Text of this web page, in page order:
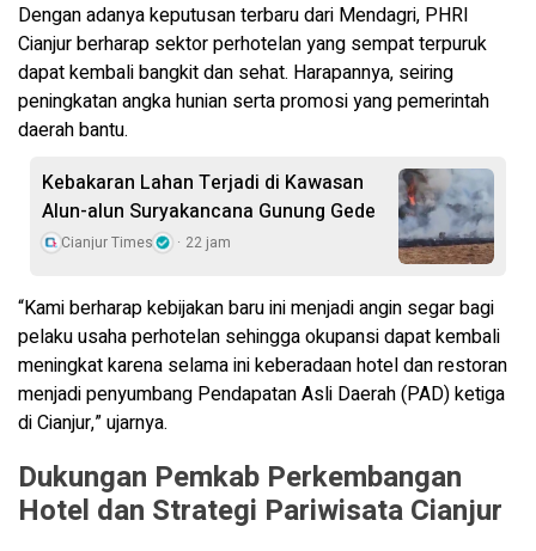
Dengan adanya keputusan terbaru dari Mendagri, PHRI
Cianjur berharap sektor perhotelan yang sempat terpuruk
dapat kembali bangkit dan sehat. Harapannya, seiring
peningkatan angka hunian serta promosi yang pemerintah
daerah bantu.
Kebakaran Lahan Terjadi di Kawasan
Alun-alun Suryakancana Gunung Gede
Cianjur Times 22 jam
“Kami berharap kebijakan baru ini menjadi angin segar bagi
pelaku usaha perhotelan sehingga okupansi dapat kembali
meningkat karena selama ini keberadaan hotel dan restoran
menjadi penyumbang Pendapatan Asli Daerah (PAD) ketiga
di Cianjur,” ujarnya.
Dukungan Pemkab Perkembangan
Hotel dan Strategi Pariwisata Cianjur